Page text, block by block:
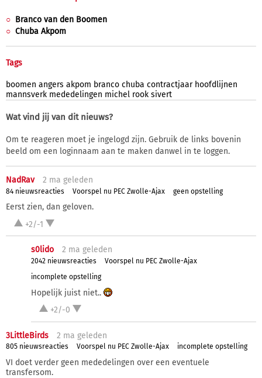
Branco van den Boomen
Chuba Akpom
Tags
boomen angers akpom branco chuba contractjaar hoofdlijnen
mannsverk mededelingen michel rook sivert
Wat vind jij van dit nieuws?
Om te reageren moet je ingelogd zijn. Gebruik de links bovenin
beeld om een loginnaam aan te maken danwel in te loggen.
NadRav 2 ma geleden
84 nieuwsreacties Voorspel nu PEC Zwolle-Ajax geen opstelling
Eerst zien, dan geloven.
+2/-1
s0lido 2 ma geleden
2042 nieuwsreacties
Voorspel nu PEC Zwolle-Ajax
incomplete opstelling
Hopelijk juist niet..
+2/-0
3LittleBirds 2 ma geleden
805 nieuwsreacties Voorspel nu PEC Zwolle-Ajax incomplete opstelling
VI doet verder geen mededelingen over een eventuele
transfersom.